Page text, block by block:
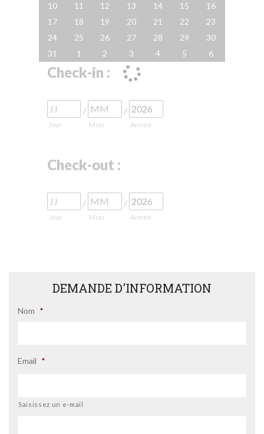
10
11 12 13 14 15
16
17
18 19 20 21 22
23
24
25 26 27 28 29
30
31
1 2 3 4 5 6
Check-in :
Jour
/
Mois
/
Année
Check-out :
Jour
/
Mois
/
Année
DEMANDE D'INFORMATION
Nom *
Email *
Saisissez un e-mail